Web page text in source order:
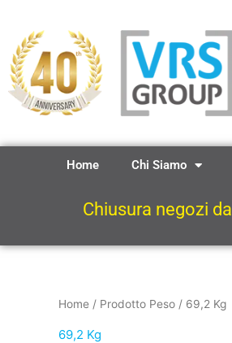
contenuto
Home Chi Siamo
Chiusura negozi dal
Home / Prodotto Peso / 69,2 Kg
69,2 Kg